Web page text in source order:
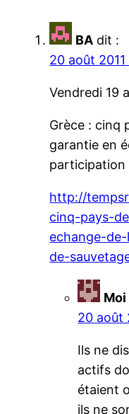
BA dit :
20 août 2011
Vendredi 19
Grèce : cinq
garantie en
participation
http://
cinq-pays-
echange-
de-
Moi
20 août
Ils ne
actifs
étaient
ils ne